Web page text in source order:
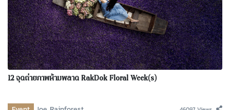
12 จุดถ่ายภาพห้ามพลาด RakDok Floral Week(s)